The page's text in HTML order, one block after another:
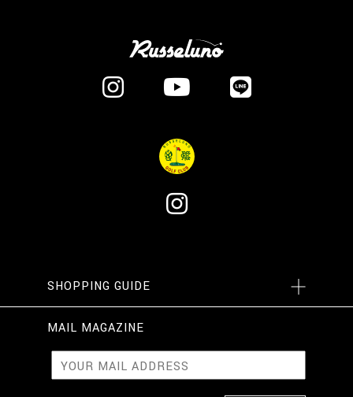
SHOPPING GUIDE
MAIL MAGAZINE